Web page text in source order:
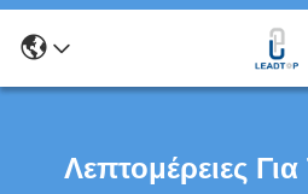
Λεπτομέρειες